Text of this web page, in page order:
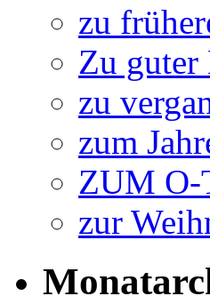
zu
Zu guter
zu
zum
ZUM
zur